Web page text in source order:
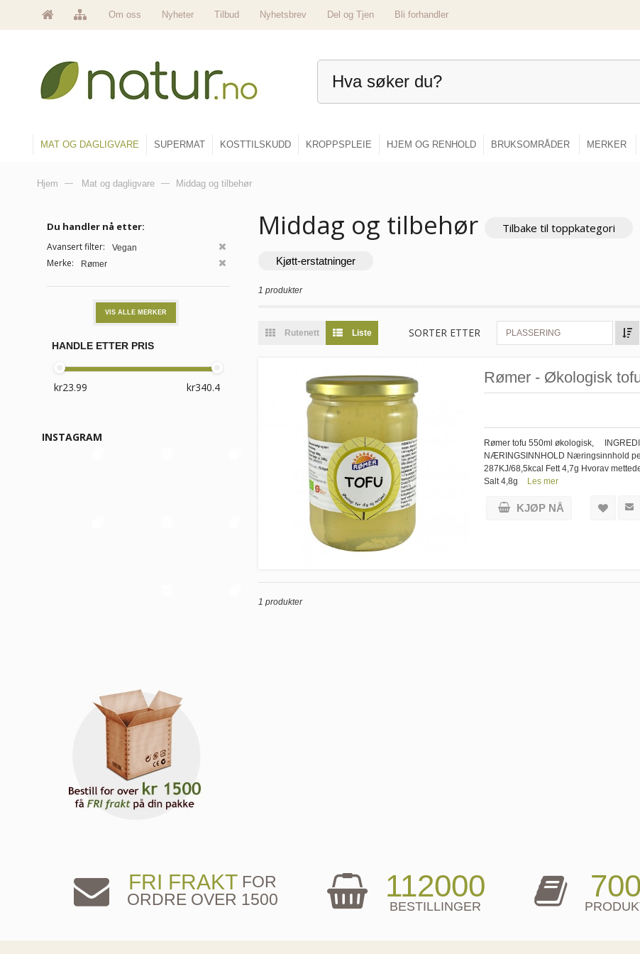
Om oss Nyheter Tilbud Nyhetsbrev Del og Tjen
Bli forhandler
MAT OG DAGLIGVARE SUPERMAT KOSTTILSKUDD KROPPSPLEIE HJEM OG RENHOLD BRUKSOMRÅDER MERKER
Hjem — Mat og dagligvare — Middag og tilbehør
Middag og tilbehør Tilbake til toppkategori
Kjøtt-erstatninger
1 produkter
Rutenett Liste SORTER ETTER PLASSERING
Rømer - Økologisk
Rømer tofu 550ml økologisk,
NÆRINGSINNHOLD Næringsinnhold
287KJ/68,5kcal Fett 4,7g Hvorav
Salt 4,8g
Les mer
KJØP NÅ
1 produkter
Du handler nå etter:
Avansert filter: Vegan
Merke: Rømer
VIS ALLE MERKER
HANDLE ETTER PRIS
INSTAGRAM
FRI FRAKT FOR
ORDRE OVER 1500
112000
BESTILLINGER